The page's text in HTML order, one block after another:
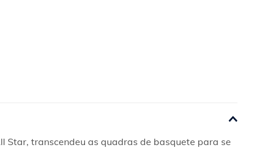
Star, transcendeu as quadras de basquete para se